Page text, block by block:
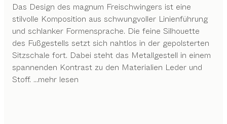
Das Design des magnum Freischwingers ist eine
stilvolle Komposition aus schwungvoller Linienführung
und schlanker Formensprache. Die feine Silhouette
des Fußgestells setzt sich nahtlos in der gepolsterten
Sitzschale fort. Dabei steht das Metallgestell in einem
spannenden Kontrast zu den Materialien Leder und
Stoff. ...mehr lesen